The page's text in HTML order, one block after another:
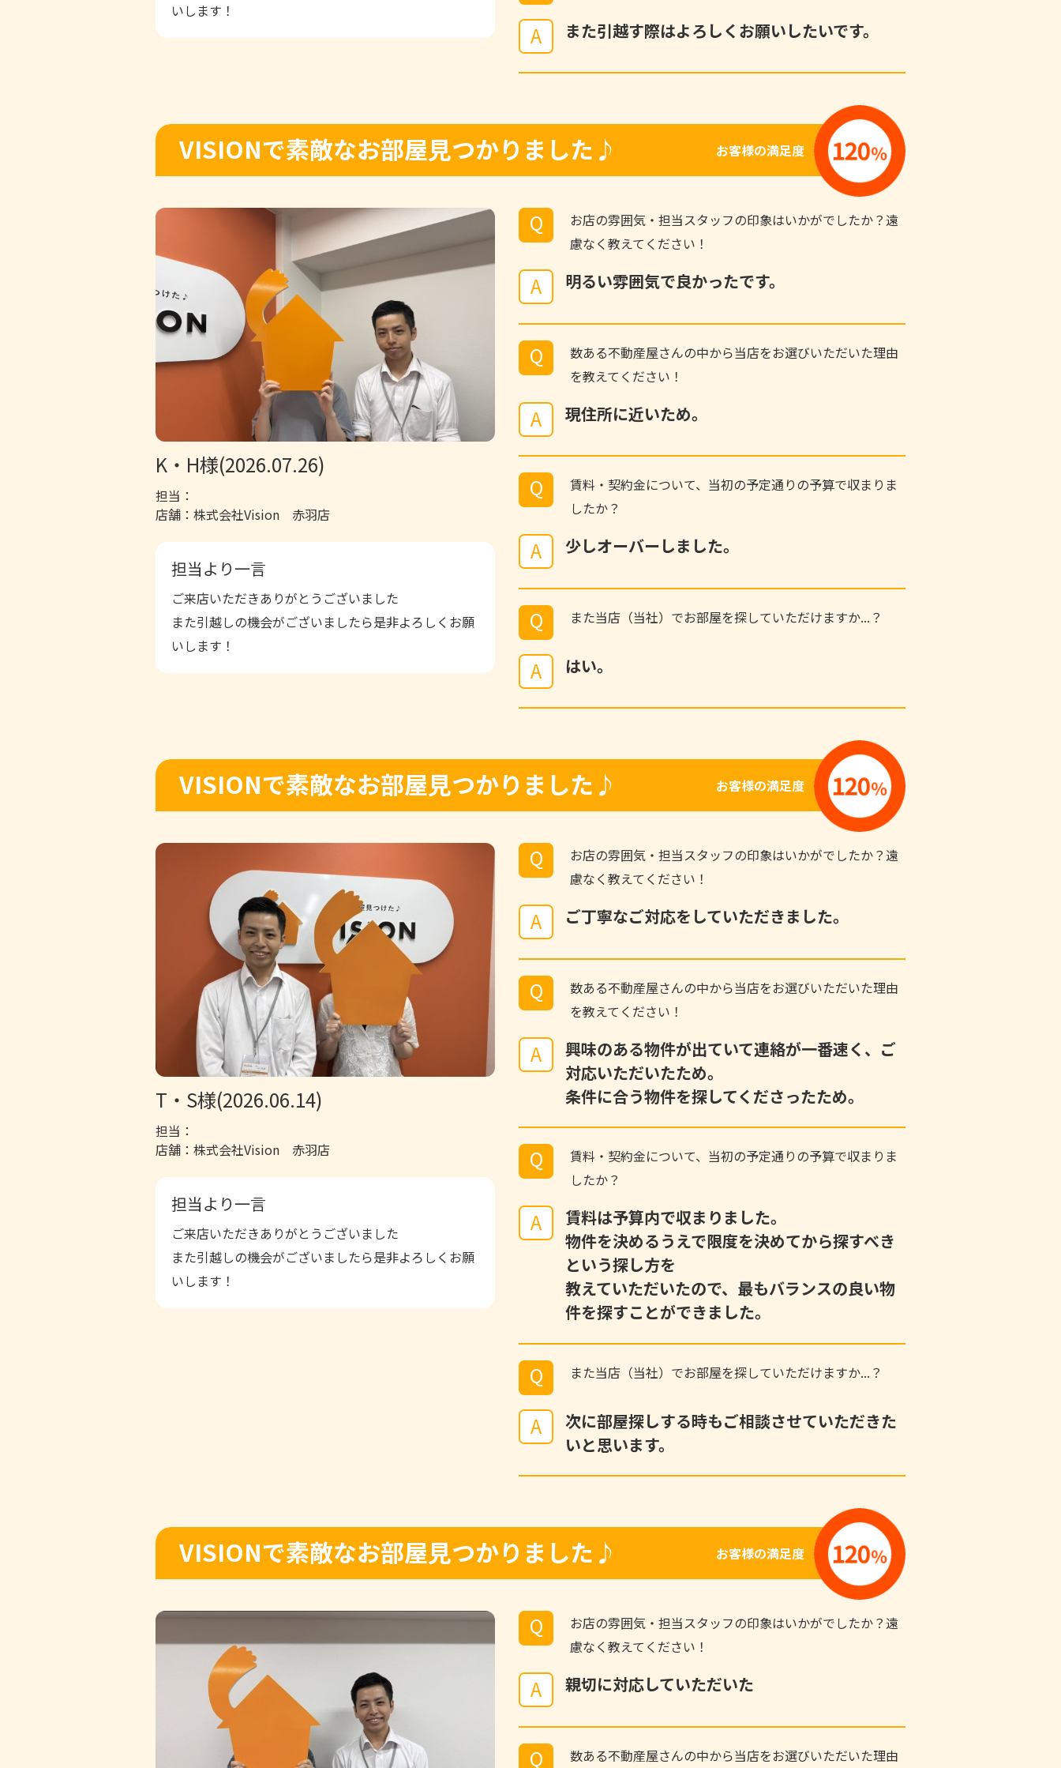
いします！
A また引越す際はよろしくお願いしたいです。
VISIONで素敵なお部屋見つかりました♪ お客様の満足度
K・H様(2026.07.26)
担当：
店舗：株式会社Vision 赤羽店
担当より一言
ご来店いただきありがとうございました
また引越しの機会がございましたら是非よろしくお願
いします！
Q
お店の雰囲気・担当スタッフの印象はいかがでしたか？遠
慮なく教えてください！
A 明るい雰囲気で良かったです。
Q
数ある不動産屋さんの中から当店をお選びいただいた理由
を教えてください！
A 現住所に近いため。
Q
賃料・契約金について、当初の予定通りの予算で収まりま
したか？
A 少しオーバーしました。
Q また当店（当社）でお部屋を探していただけますか...？
A はい。
VISIONで素敵なお部屋見つかりました♪ お客様の満足度
T・S様(2026.06.14)
担当：
店舗：株式会社Vision 赤羽店
担当より一言
ご来店いただきありがとうございました
また引越しの機会がございましたら是非よろしくお願
いします！
Q
お店の雰囲気・担当スタッフの印象はいかがでしたか？遠
慮なく教えてください！
A ご丁寧なご対応をしていただきました。
Q
数ある不動産屋さんの中から当店をお選びいただいた理由
を教えてください！
A
興味のある物件が出ていて連絡が一番速く、ご
対応いただいたため。
条件に合う物件を探してくださったため。
Q
賃料・契約金について、当初の予定通りの予算で収まりま
したか？
A
賃料は予算内で収まりました。
物件を決めるうえで限度を決めてから探すべき
という探し方を
教えていただいたので、最もバランスの良い物
件を探すことができました。
Q また当店（当社）でお部屋を探していただけますか...？
A
次に部屋探しする時もご相談させていただきた
いと思います。
VISIONで素敵なお部屋見つかりました♪ お客様の満足度
Q
お店の雰囲気・担当スタッフの印象はいかがでしたか？遠
慮なく教えてください！
A 親切に対応していただいた
Q 数ある不動産屋さんの中から当店をお選びいただいた理由